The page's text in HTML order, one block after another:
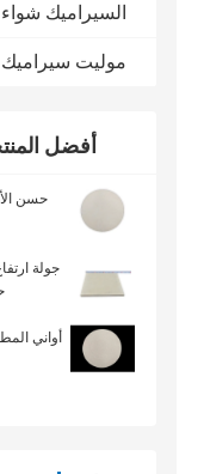
السيراميك
موليت سيراميك
أفضل
جولة
أواني